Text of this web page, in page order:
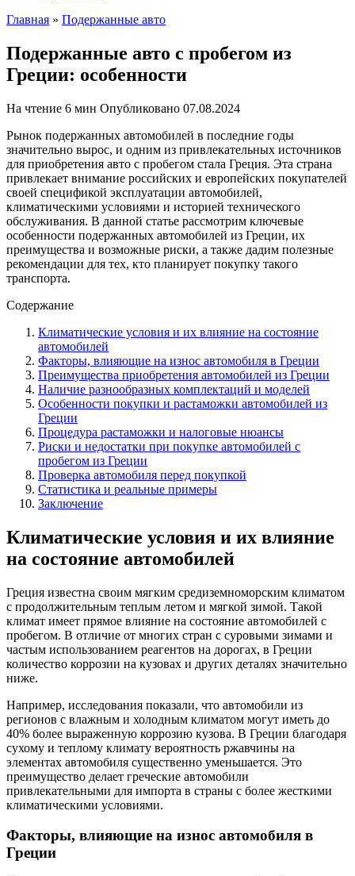
Главная » Подержанные авто
Подержанные авто с пробегом из
Греции: особенности
На чтение 6 мин Опубликовано 07.08.2024
Рынок подержанных автомобилей в последние годы
значительно вырос, и одним из привлекательных источников
для приобретения авто с пробегом стала Греция. Эта страна
привлекает внимание российских и европейских покупателей
своей спецификой эксплуатации автомобилей,
климатическими условиями и историей технического
обслуживания. В данной статье рассмотрим ключевые
особенности подержанных автомобилей из Греции, их
преимущества и возможные риски, а также дадим полезные
рекомендации для тех, кто планирует покупку такого
транспорта.
Содержание
Климатические условия и их влияние на состояние
автомобилей
Факторы, влияющие на износ автомобиля в Греции
Преимущества приобретения автомобилей из Греции
Наличие разнообразных комплектаций и моделей
Особенности покупки и растаможки автомобилей из
Греции
Процедура растаможки и налоговые нюансы
Риски и недостатки при покупке автомобилей с
пробегом из Греции
Проверка автомобиля перед покупкой
Статистика и реальные примеры
Заключение
Климатические условия и их влияние
на состояние автомобилей
Греция известна своим мягким средиземноморским климатом
с продолжительным теплым летом и мягкой зимой. Такой
климат имеет прямое влияние на состояние автомобилей с
пробегом. В отличие от многих стран с суровыми зимами и
частым использованием реагентов на дорогах, в Греции
количество коррозии на кузовах и других деталях значительно
ниже.
Например, исследования показали, что автомобили из
регионов с влажным и холодным климатом могут иметь до
40% более выраженную коррозию кузова. В Греции благодаря
сухому и теплому климату вероятность ржавчины на
элементах автомобиля существенно уменьшается. Это
преимущество делает греческие автомобили
привлекательными для импорта в страны с более жесткими
климатическими условиями.
Факторы, влияющие на износ автомобиля в
Греции